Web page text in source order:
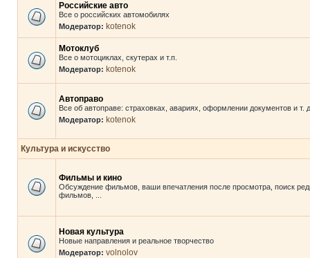
Российские авто
Все о российских автомобилях
Модератор: kotenok
Мотоклуб
Все о мотоциклах, скутерах и т.п.
Модератор: kotenok
Автоправо
Все об автоправе: страховках, авариях, оформлении документов и т.
Модератор: kotenok
Культура и искусство
Фильмы и кино
Обсуждение фильмов, ваши впечатления после просмотра, поиск
фильмов, ...
Новая культура
Новые направления и реальное творчество
Модератор: volnolov